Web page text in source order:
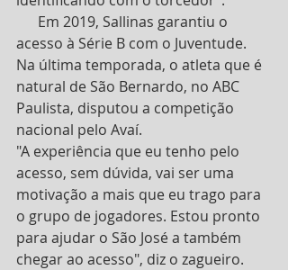
acesso à Série B com o Juventude.
Na última temporada, o atleta que é
natural de São Bernardo, no ABC
Paulista, disputou a competição
nacional pelo Avaí.
"A experiência que eu tenho pelo
acesso, sem dúvida, vai ser uma
motivação a mais que eu trago para
o grupo de jogadores. Estou pronto
para ajudar o São José a também
chegar ao acesso", diz o zagueiro.